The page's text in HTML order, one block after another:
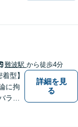
談し
、納
す！
難波駅 から徒歩4分
型】
に拘
ラン
詳細を見
る